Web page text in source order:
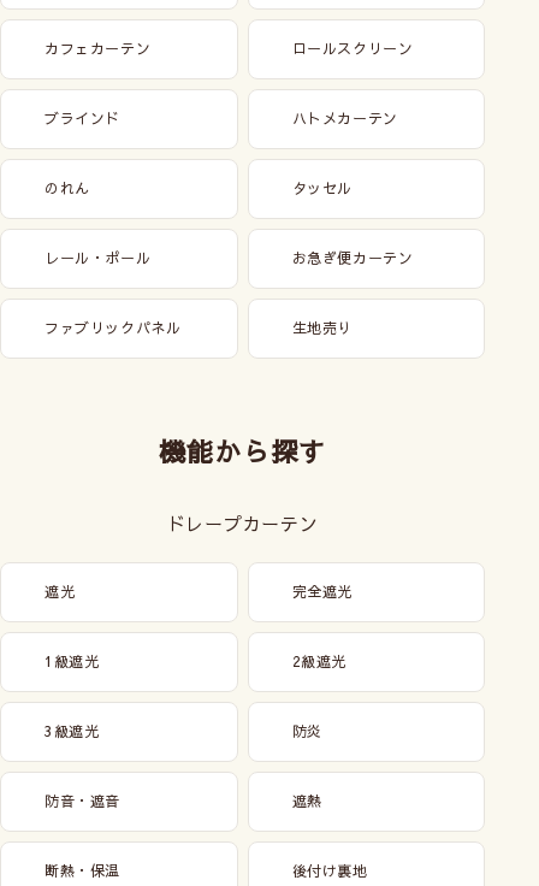
カフェカーテン ロールスクリーン
ブラインド ハトメカーテン
のれん タッセル
レール・ポール お急ぎ便カーテン
ファブリックパネル 生地売り
機能から探す
ドレープカーテン
遮光 完全遮光
1級遮光 2級遮光
3級遮光 防炎
防音・遮音 遮熱
断熱・保温 後付け裏地